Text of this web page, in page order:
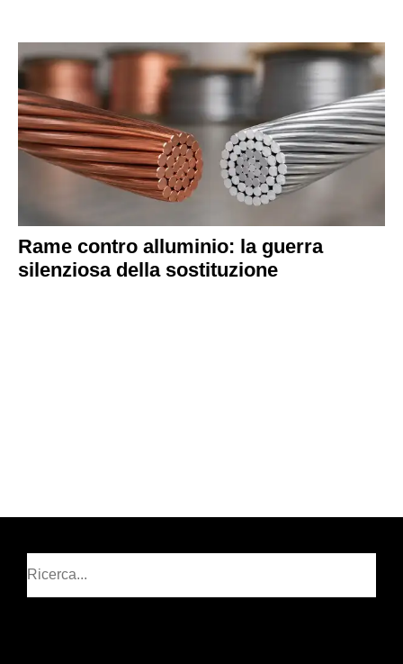
Rame contro alluminio: la guerra
silenziosa della sostituzione